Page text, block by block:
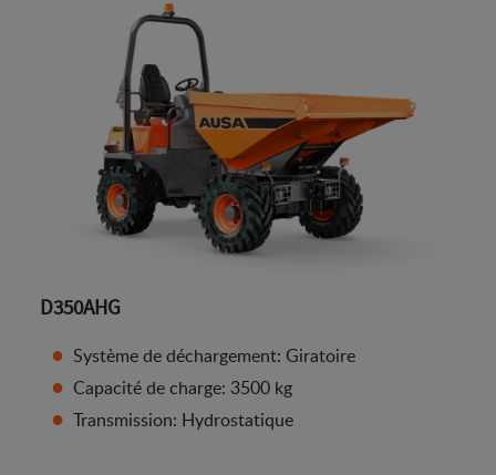
D350AHG
Système de déchargement: Giratoire
Capacité de charge: 3500 kg
Transmission: Hydrostatique